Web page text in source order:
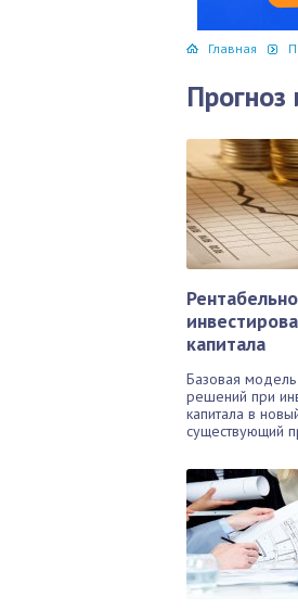
Главная
Прогноз
капитала
Базовая модель
решений при
капитала в
существующий